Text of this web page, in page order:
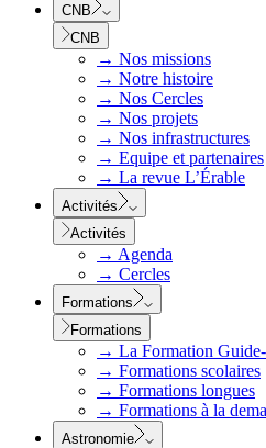
CNB
CNB
→ Nos missions
→ Notre histoire
→ Nos Cercles
→ Nos projets
→ Nos infrastructures
→ Equipe et partenaires
→ La revue L’Érable
Activités
Activités
→ Agenda
→ Cercles
Formations
Formations
→ La Formation
→ Formations scolaires
→ Formations longues
→ Formations à la
Astronomie